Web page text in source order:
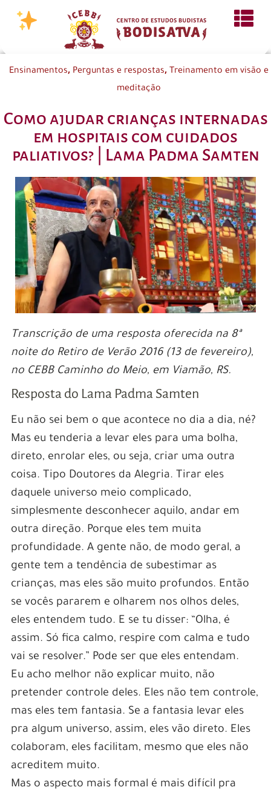
Ensinamentos, Perguntas e respostas, Treinamento em visão e
meditação
Como ajudar crianças internadas
em hospitais com cuidados
paliativos? | Lama Padma Samten
Transcrição de uma resposta oferecida na 8ª
noite do Retiro de Verão 2016 (13 de fevereiro),
no CEBB Caminho do Meio, em Viamão, RS.
Resposta do Lama Padma Samten
Eu não sei bem o que acontece no dia a dia, né?
Mas eu tenderia a levar eles para uma bolha,
direto, enrolar eles, ou seja, criar uma outra
coisa. Tipo Doutores da Alegria. Tirar eles
daquele universo meio complicado,
simplesmente desconhecer aquilo, andar em
outra direção. Porque eles tem muita
profundidade. A gente não, de modo geral, a
gente tem a tendência de subestimar as
crianças, mas eles são muito profundos. Então
se vocês pararem e olharem nos olhos deles,
eles entendem tudo. E se tu disser: “Olha, é
assim. Só fica calmo, respire com calma e tudo
vai se resolver.” Pode ser que eles entendam.
Eu acho melhor não explicar muito, não
pretender controle deles. Eles não tem controle,
mas eles tem fantasia. Se a fantasia levar eles
pra algum universo, assim, eles vão direto. Eles
colaboram, eles facilitam, mesmo que eles não
acreditem muito.
Mas o aspecto mais formal é mais difícil pra